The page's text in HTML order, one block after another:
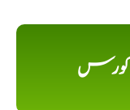
کورس